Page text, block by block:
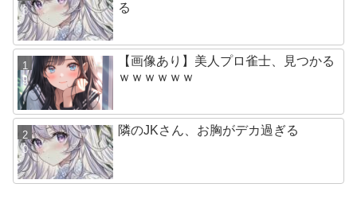
る
【画像あり】美人プロ雀士、見つかる
ｗｗｗｗｗｗ
隣のJKさん、お胸がデカ過ぎる